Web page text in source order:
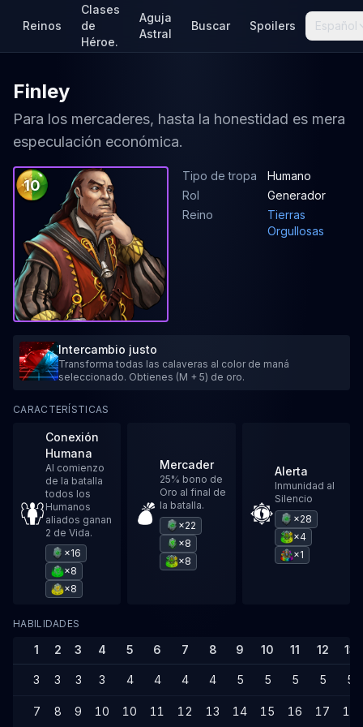
Reinos
Clases
de
Héroe.
Aguja
Astral
Buscar Spoilers Español
Finley
Para los mercaderes, hasta la honestidad es mera
especulación económica.
10
Tipo de tropa
Humano
Rol
Generador
Reino
Tierras
Orgullosas
Intercambio justo
Transforma todas las calaveras al color de maná
seleccionado. Obtienes (M + 5) de oro.
CARACTERÍSTICAS
Conexión
Humana
Al comienzo
de la batalla
todos los
Humanos
aliados ganan
2 de Vida.
×16
×8
×8
Mercader
25% bono de
Oro al final de
la batalla.
×22
×8
×8
Alerta
Inmunidad al
Silencio
×28
×4
×1
HABILIDADES
1 2 3 4 5 6 7 8 9 10 11 12 13
3 3 3 3 4 4 4 4 5 5 5 5 5
7 8 9 10 10 11 12 13 14 15 16 17 17